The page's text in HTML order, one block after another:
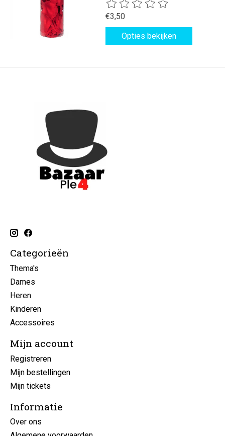
De beoordeling van dit product is
€3,50
Opties bekijken
Categorieën
Thema's
Dames
Heren
Kinderen
Accessoires
Mijn account
Registreren
Mijn bestellingen
Mijn tickets
Informatie
Over ons